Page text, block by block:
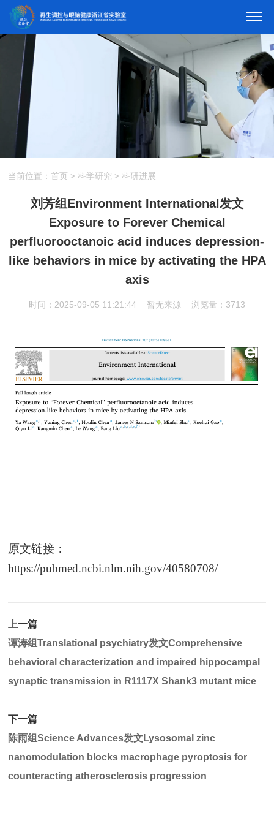
当前位置： 首页 > 科学研究 > 科研进展
刘芳组Environment International发文
Exposure to Forever Chemical
perfluorooctanoic acid induces depression-
like behaviors in mice by activating the HPA
axis
时间：2025-09-05 11:21:44 暂无来源 浏览量：3713
原文链接：
https://pubmed.ncbi.nlm.nih.gov/40580708/
上一篇
谭涛组Translational psychiatry发文Comprehensive
behavioral characterization and impaired hippocampal
synaptic transmission in R1117X Shank3 mutant mice
下一篇
陈雨组Science Advances发文Lysosomal zinc
nanomodulation blocks macrophage pyroptosis for
counteracting atherosclerosis progression